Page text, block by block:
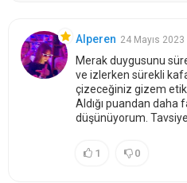
Alperen 24 Mayıs 2023
Merak duygusunu
ve izlerken sürekli
çizeceğiniz gizem
Aldığı puandan daha
düşünüyorum.
1 0